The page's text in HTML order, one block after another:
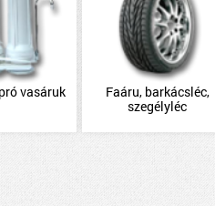
vasáruk
Faáru, barkácsléc,
szegélyléc